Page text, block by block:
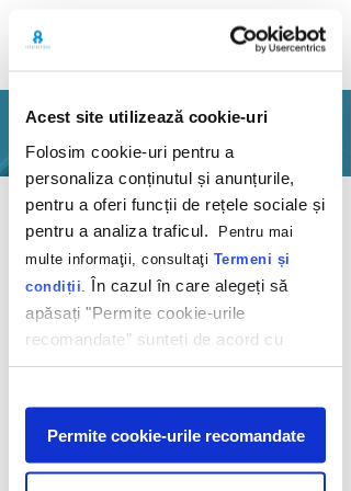
Acest site utilizează cookie-uri
Folosim cookie-uri pentru a
personaliza conținutul și anunțurile,
pentru a oferi funcții de rețele sociale și
pentru a analiza traficul.
Pentru mai
multe informaţii, consultaţi Termeni și
condiții În cazul în care alegeți să
apăsați "Permite cookie-urile
recomandate" sunteți de acord cu
utilizarea modulelor noastre cookie.
Afişare
Permite cookie-urile recomandate
PORTFOLIO
Back
O experiență unică
pentru micul tău
fan fotbal
Seat